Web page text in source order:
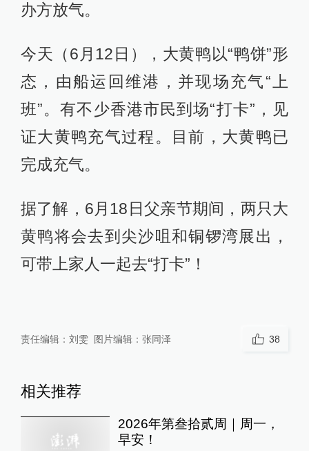
办方放气。
今天（6月12日），大黄鸭以“鸭饼”形
态，由船运回维港，并现场充气“上
班”。有不少香港市民到场“打卡”，见
证大黄鸭充气过程。目前，大黄鸭已
完成充气。
据了解，6月18日父亲节期间，两只大
黄鸭将会去到尖沙咀和铜锣湾展出，
可带上家人一起去“打卡”！
责任编辑： 刘雯 图片编辑： 张同泽 38
相关推荐
2026年第叁拾贰周｜周一，
早安！